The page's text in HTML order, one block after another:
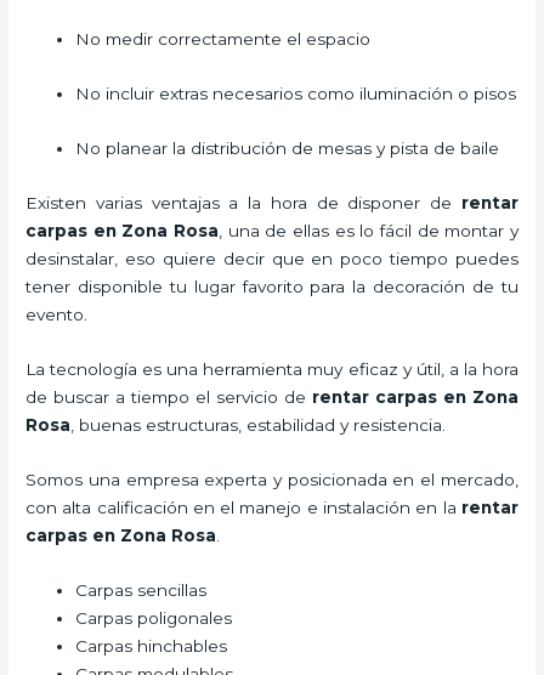
No medir correctamente el espacio
No incluir extras necesarios como iluminación o pisos
No planear la distribución de mesas y pista de baile
Existen varias ventajas a la hora de disponer de rentar
carpas en Zona Rosa , una de ellas es lo fácil de montar y
desinstalar, eso quiere decir que en poco tiempo puedes
tener disponible tu lugar favorito para la decoración de tu
evento.
La tecnología es una herramienta muy eficaz y útil, a la hora
de buscar a tiempo el servicio de rentar carpasen Zona
Rosa , buenas estructuras, estabilidad y resistencia.
Somos una empresa experta y posicionada en el mercado,
con alta calificación en el manejo e instalación en la rentar
carpas en Zona Rosa
Carpas sencillas
Carpas poligonales
Carpas hinchables